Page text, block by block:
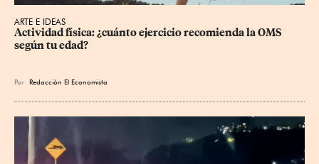
ARTE E IDEAS
Actividad física: ¿cuánto ejercicio recomienda la OMS
según tu edad?
Por Redacción El Economista